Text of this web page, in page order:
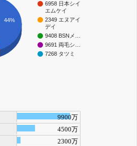
6958 日本シイ
エムケイ
2349 エヌアイ
デイ
9408 BSNメ…
9691 両毛シ…
7268 タツミ
44%
9900万
4500万
2300万